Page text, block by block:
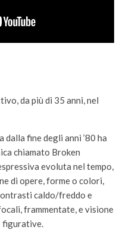
da più di 35 anni, nel
fine degli anni ’80 ha
chiamato Broken
evoluta nel tempo,
di opere, forme o colori,
caldo/freddo e
frammentate, e visione
figurative.